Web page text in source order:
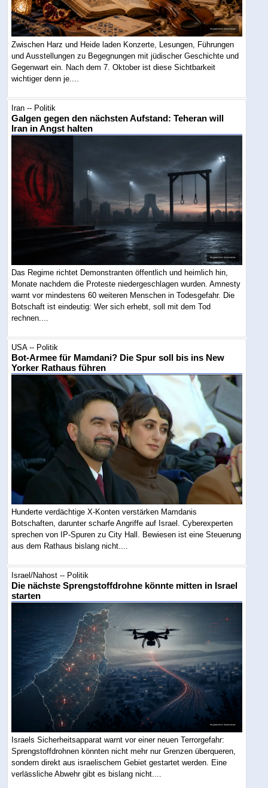
Zwischen Harz und Heide laden Konzerte, Lesungen, Führungen
und Ausstellungen zu Begegnungen mit jüdischer Geschichte und
Gegenwart ein. Nach dem 7. Oktober ist diese Sichtbarkeit
wichtiger denn je....
Iran -- Politik
Galgen gegen den nächsten Aufstand: Teheran will
Iran in Angst halten
Das Regime richtet Demonstranten öffentlich und heimlich hin,
Monate nachdem die Proteste niedergeschlagen wurden. Amnesty
warnt vor mindestens 60 weiteren Menschen in Todesgefahr. Die
Botschaft ist eindeutig: Wer sich erhebt, soll mit dem Tod
rechnen....
USA -- Politik
Bot-Armee für Mamdani? Die Spur soll bis ins New
Yorker Rathaus führen
Hunderte verdächtige X-Konten verstärken Mamdanis
Botschaften, darunter scharfe Angriffe auf Israel. Cyberexperten
sprechen von IP-Spuren zu City Hall. Bewiesen ist eine Steuerung
aus dem Rathaus bislang nicht....
Israel/Nahost -- Politik
Die nächste Sprengstoffdrohne könnte mitten in Israel
starten
Israels Sicherheitsapparat warnt vor einer neuen Terrorgefahr:
Sprengstoffdrohnen könnten nicht mehr nur Grenzen überqueren,
sondern direkt aus israelischem Gebiet gestartet werden. Eine
verlässliche Abwehr gibt es bislang nicht....